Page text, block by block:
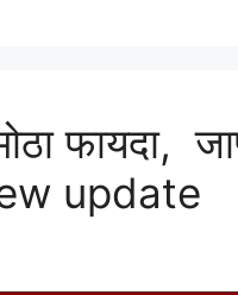
फायदा,
update